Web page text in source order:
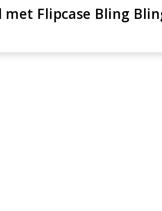
met Flipcase Bling